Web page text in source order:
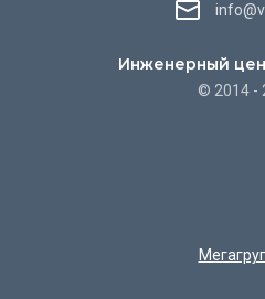
Инженерный
© 2014 -